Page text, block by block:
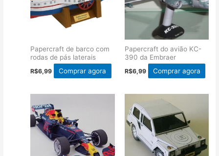
Papercraft de barco com
rodas de pás laterais
R$6,99 Comprar agora
Papercraft do avião KC-
390 da Embraer
R$6,99 Comprar agora